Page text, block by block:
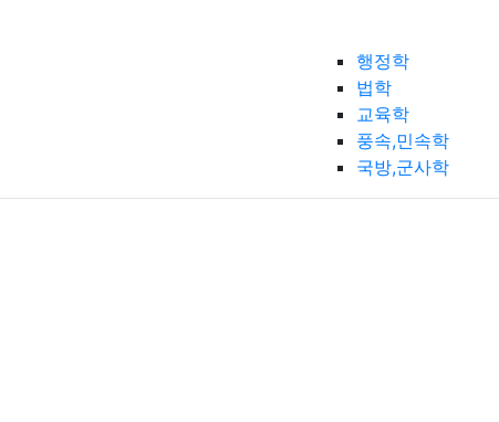
행정학
법학
교육학
풍속,민속학
국방,군사학